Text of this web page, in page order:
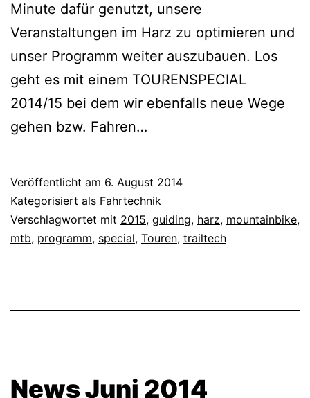
Minute dafür genutzt, unsere
Veranstaltungen im Harz zu optimieren und
unser Programm weiter auszubauen. Los
geht es mit einem TOURENSPECIAL
2014/15 bei dem wir ebenfalls neue Wege
gehen bzw. Fahren…
Veröffentlicht am 6. August 2014
Kategorisiert als Fahrtechnik
Verschlagwortet mit 2015, guiding, harz, mountainbike,
mtb, programm, special, Touren, trailtech
News Juni 2014